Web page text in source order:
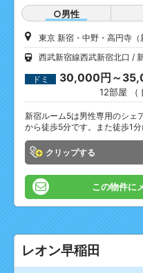
○男性
東京 新宿・中野・高円寺（
西武新宿線西武新宿北口
ドミ 30,000円～
12部屋 （
新宿ルーム5は男性専用のシェ
から徒歩5分です。また徒歩1
クリップ
この物件に
レオン早稲田